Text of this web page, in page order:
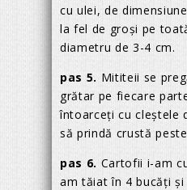
cu ulei, de
la fel de groși pe
diametru de 3-4 cm.
pas 5. Mititeii se
grătar pe fiecare
întoarceți cu cleștele
să prindă crustă
pas 6. Cartofii i-am
am tăiat în 4 bucăți